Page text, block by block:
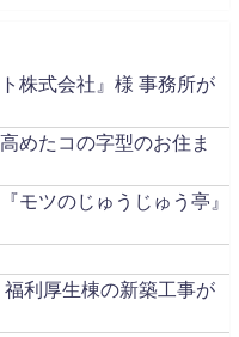
株式会社』様 事務所が
めたコの字型のお住ま
モツのじゅうじゅう亭』
福利厚生棟の新築工事が